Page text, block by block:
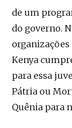
de um
do governo.
Kenya
para essa
Pátria ou
Quênia para